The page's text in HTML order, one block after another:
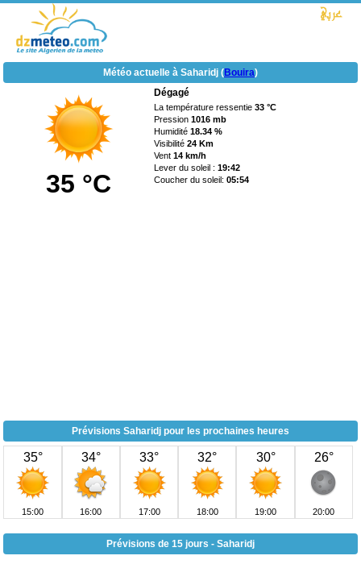
Météo actuelle à Saharidj (Bouira)
35 °C
Dégagé
La température ressentie33 °C
Pression1016 mb
Humidité18.34 %
Visibilité24 Km
Vent14 km/h
Lever du soleil :19:42
Coucher du soleil:05:54
Prévisions Saharidj pour les prochaines heures
35°
15:00
34°
16:00
33°
17:00
32°
18:00
30°
19:00
26°
20:00
Prévisions de 15 jours - Saharidj